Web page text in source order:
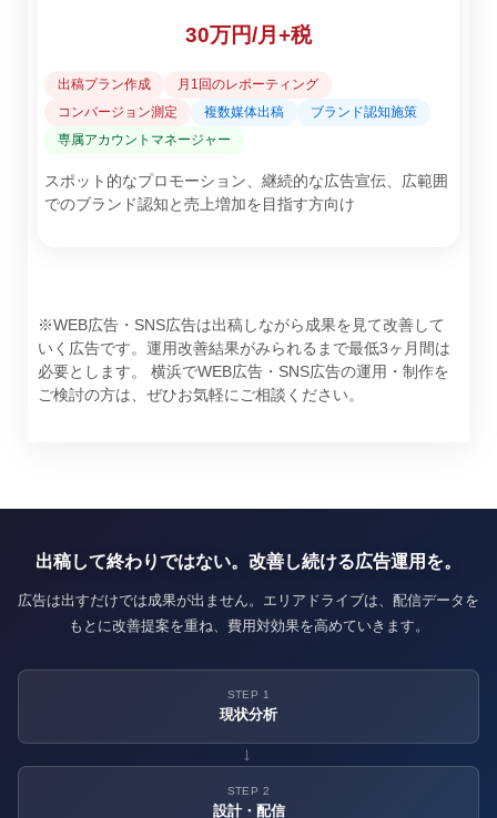
30万円/月+税
出稿プラン作成
月1回のレポーティング
コンバージョン測定
複数媒体出稿
ブランド認知施策
専属アカウントマネージャー
スポット的なプロモーション、継続的な広告宣伝、広範囲
でのブランド認知と売上増加を目指す方向け
※WEB広告・SNS広告は出稿しながら成果を見て改善して
いく広告です。運用改善結果がみられるまで最低3ヶ月間は
必要とします。 横浜でWEB広告・SNS広告の運用・制作を
ご検討の方は、ぜひお気軽にご相談ください。
出稿して終わりではない。改善し続ける広告運用を。
広告は出すだけでは成果が出ません。エリアドライブは、配信データを
もとに改善提案を重ね、費用対効果を高めていきます。
STEP 1
現状分析
→
STEP 2
設計・配信